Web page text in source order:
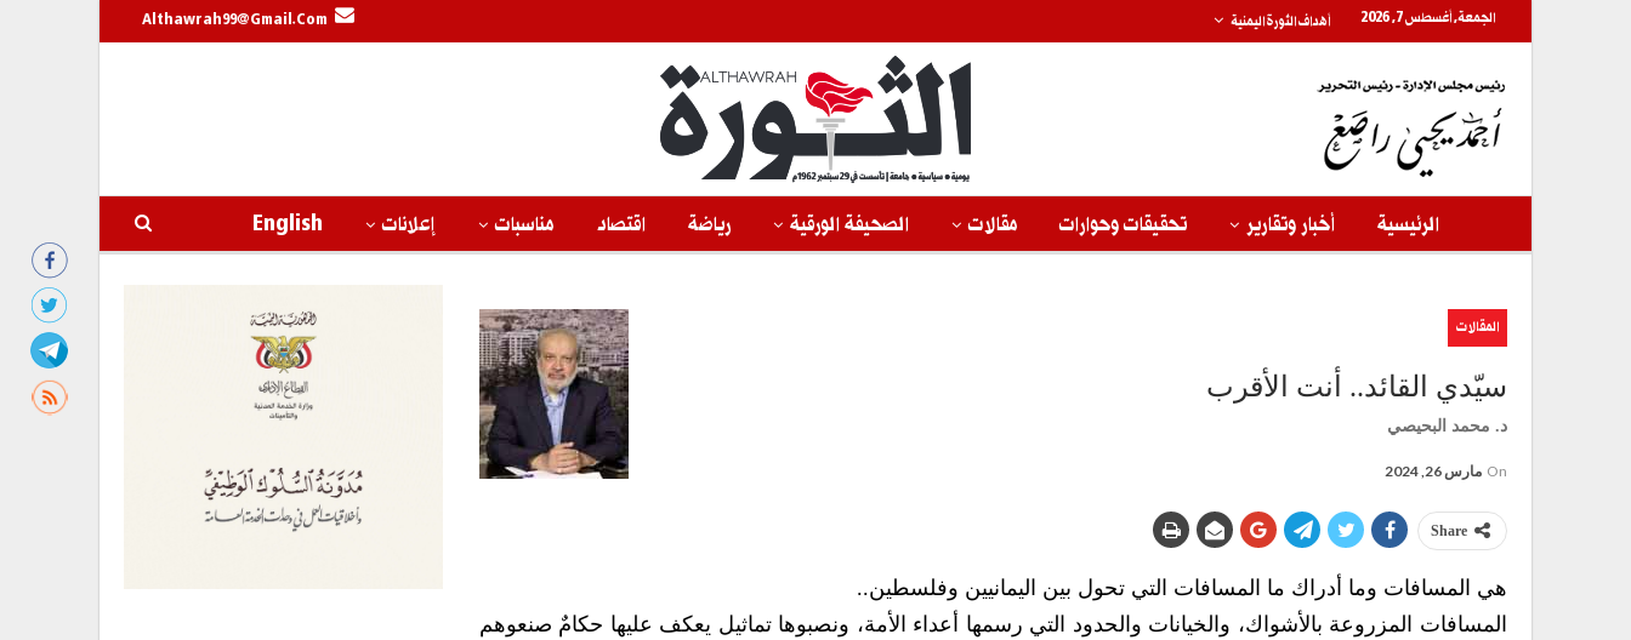
الجمعة, أغسطس 7, 2026 أهداف الثورة اليمنية Althawrah99@gmail.com
الرئيسية أخبار وتقارير تحقيقات وحوارات مقالات الصحيفة الورقية رياضة اقتصاد مناسبات إعلانات English
المقالات
سيّدي القائد.. أنت الأقرب
د. محمد البحيصي
On مارس 26, 2024
Share
هي المسافات وما أدراك ما المسافات التي تحول بين اليمانيين وفلسطين..
المسافات المزروعة بالأشواك، والخيانات والحدود التي رسمها أعداء الأمة، ونصبوها تماثيل يعكف عليها حكامٌ صنعوهم